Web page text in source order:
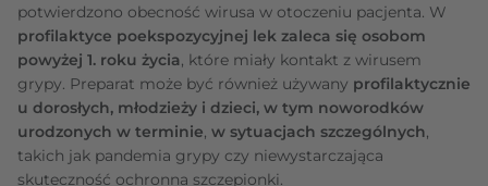
potwierdzono obecność wirusa w otoczeniu pacjenta. W
profilaktyce poekspozycyjnej lek zaleca się osobom
powyżej 1. roku życia, które miały kontakt z wirusem
grypy. Preparat może być również używany profilaktycznie
u dorosłych, młodzieży i dzieci, w tym noworodków
urodzonych w terminie, w sytuacjach szczególnych,
takich jak pandemia grypy czy niewystarczająca
skuteczność ochronna szczepionki.